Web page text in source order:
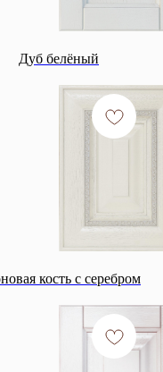
Дуб белёный
кость с серебром